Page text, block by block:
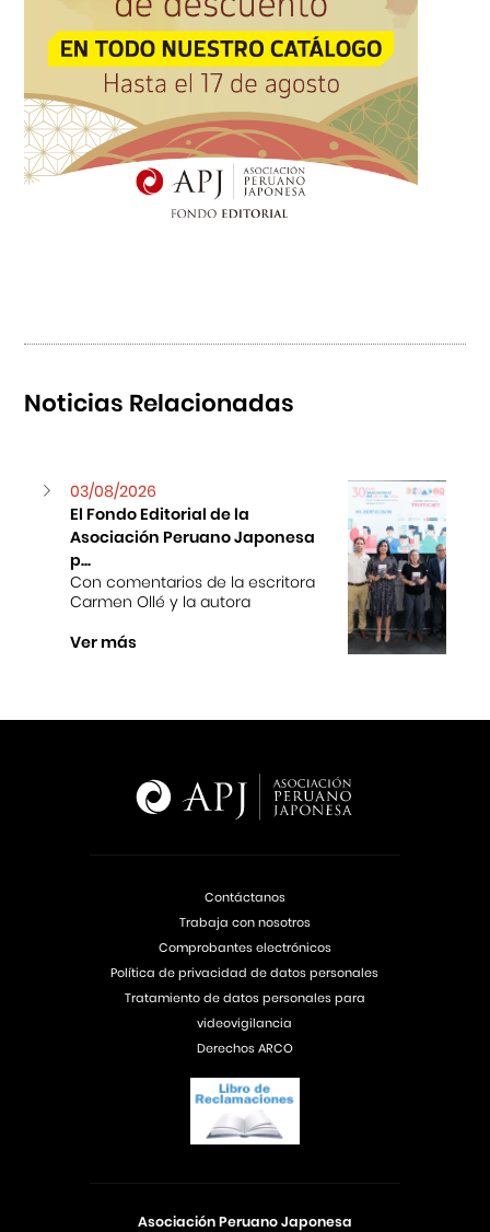
Noticias Relacionadas
03/08/2026
El Fondo Editorial de la
Asociación Peruano Japonesa
p...
Con comentarios de la escritora
Carmen Ollé y la autora
Ver más
Asociación Peruano Japonesa
Contáctanos
Trabaja con nosotros
Comprobantes electrónicos
Política de privacidad de datos personales
Tratamiento de datos personales para
videovigilancia
Derechos ARCO